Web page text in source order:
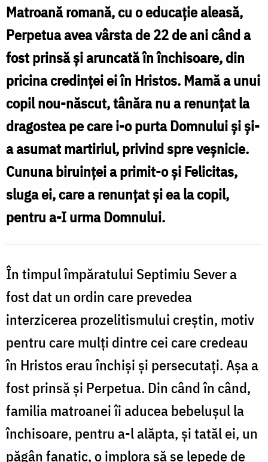
și
Perpetua
‒
drumul
spre
sfințenie
Matroană romană, cu o educație aleasă,
Perpetua avea vârsta de 22 de ani când a
fost prinsă și aruncată în închisoare, din
pricina credinței ei în Hristos. Mamă a unui
copil nou-născut, tânăra nu a renunțat la
dragostea pe care i-o purta Domnului și și-
a asumat martiriul, privind spre veșnicie.
Cununa biruinței a primit-o și Felicitas,
sluga ei, care a renunțat și ea la copil,
pentru a-I urma Domnului.
În timpul împăratului Septimiu Sever a
fost dat un ordin care prevedea
interzicerea prozelitismului creștin, motiv
pentru care mulți dintre cei care credeau
în Hristos erau închiși și persecutați. Așa a
fost prinsă și Perpetua. Din când în când,
familia matroanei îi aducea bebelușul la
închisoare, pentru a-l alăpta, și tatăl ei, un
păgân fanatic, o implora să se lepede de